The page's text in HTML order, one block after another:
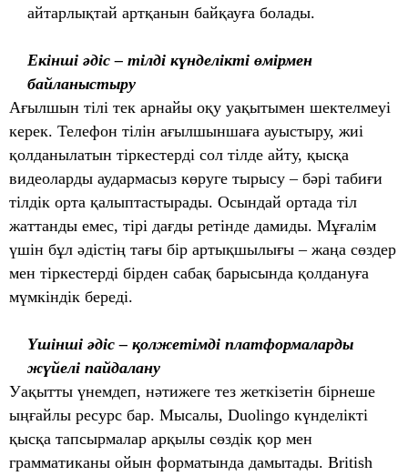
айтарлықтай артқанын байқауға болады.
Екінші әдіс – тілді күнделікті өмірмен
байланыстыру
Ағылшын тілі тек арнайы оқу уақытымен шектелмеуі
керек. Телефон тілін ағылшыншаға ауыстыру, жиі
қолданылатын тіркестерді сол тілде айту, қысқа
видеоларды аудармасыз көруге тырысу – бәрі табиғи
тілдік орта қалыптастырады. Осындай ортада тіл
жаттанды емес, тірі дағды ретінде дамиды. Мұғалім
үшін бұл әдістің тағы бір артықшылығы – жаңа сөздер
мен тіркестерді бірден сабақ барысында қолдануға
мүмкіндік береді.
Үшінші әдіс – қолжетімді платформаларды
жүйелі пайдалану
Уақытты үнемдеп, нәтижеге тез жеткізетін бірнеше
ыңғайлы ресурс бар. Мысалы, Duolingo күнделікті
қысқа тапсырмалар арқылы сөздік қор мен
грамматиканы ойын форматында дамытады. British